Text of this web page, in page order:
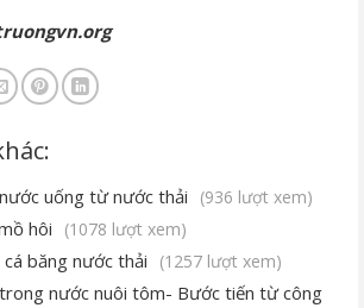
uống từ nước thải (936 lượt xem)
hôi (1078 lượt xem)
băng nước thải (1257 lượt xem)
nước nuôi tôm- Bước tiến từ công